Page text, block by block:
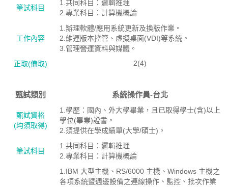
筆試科目
1.共同科目：邏輯推理
2.專業科目：計算機概論
工作內容
1.辦理軟體/應用系統更新及換版作業。
2.維運版本控管、虛擬桌面(VDI)等系統。
3.管理營運資料與媒體。
正取(備取)
2(4)
甄試類別 系統操作員-台北
甄試資格
(均須取得)
1.學歷：國內、外大學畢業，且已取得學士(含)以上
學位(畢業)證書。
2.須提供在學成績單(大學/碩士)。
筆試科目
1.共同科目：邏輯推理
2.專業科目：計算機概論
1.IBM 大型主機、RS/6000 主機、Windows 主機之
各項系統暨週邊設備之連線操作、監控、批次作業